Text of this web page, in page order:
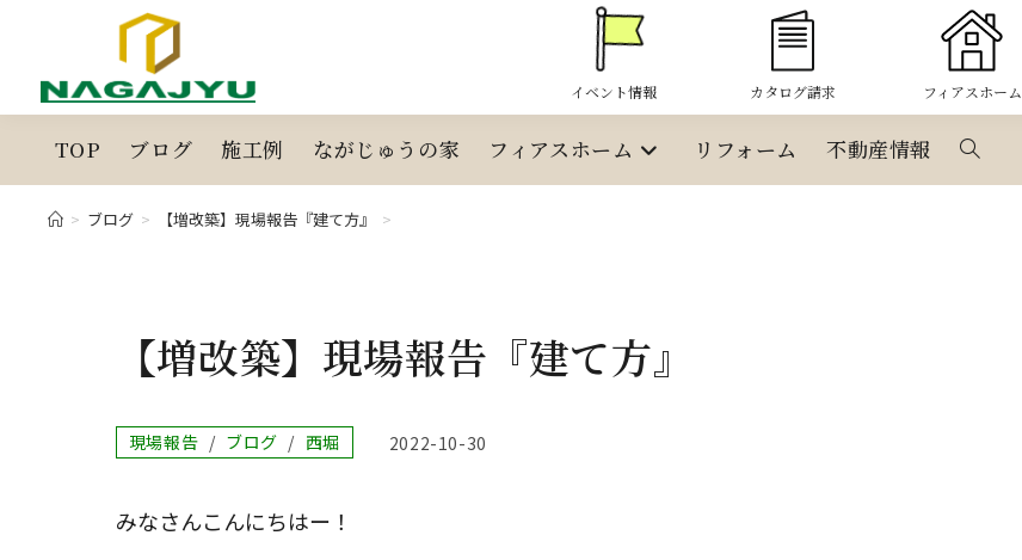
イベント情報 カタログ請求 フィアスホーム
TOP ブログ 施工例 ながじゅうの家 フィアスホーム リフォーム 不動産情報 ウ
> ブログ > 【増改築】現場報告『建て方』 >
【増改築】現場報告『建て方』
投
稿
テ
ゴ
現場報告 / ブログ / 西堀
投
2022-10-30
みなさんこんにちはー！